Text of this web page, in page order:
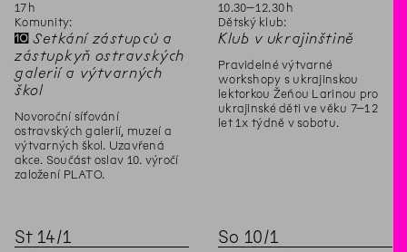
17h
Komunity:
✝ Setkání zástupců a
zástupkyň ostravských
galerií a výtvarných
škol
Novoroční síťování
ostravských galerií, muzeí a
výtvarných škol. Uzavřená
akce. Součást oslav 10. výročí
založení PLATO.
10.30–12.30 h
Dětský klub:
Klub v ukrajinštině
Pravidelné výtvarné
workshopy s ukrajinskou
lektorkou Žeňou Larinou pro
ukrajinské děti ve věku 7–12
let 1x týdně v sobotu.
St 14/1 So 10/1